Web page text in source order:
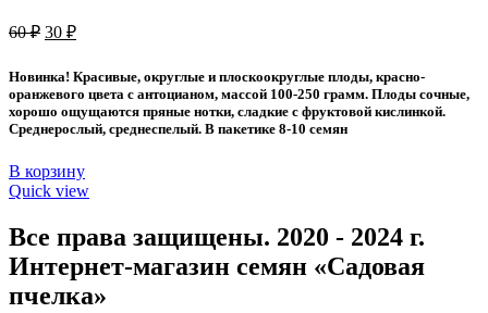
60₽ Первоначальная
составляла
60 ₽.
30 ₽Текущая
30 ₽.
Новинка! Красивые, округлые и плоскоокруглые плоды, красно-
оранжевого цвета с антоцианом, массой 100-250 грамм. Плоды сочные,
хорошо ощущаются пряные нотки, сладкие с фруктовой кислинкой.
Среднерослый, среднеспелый. В пакетике 8-10 семян
В корзину
Quick view
Все права защищены. 2020 - 2024 г.
Интернет-магазин семян «Садовая
пчелка»